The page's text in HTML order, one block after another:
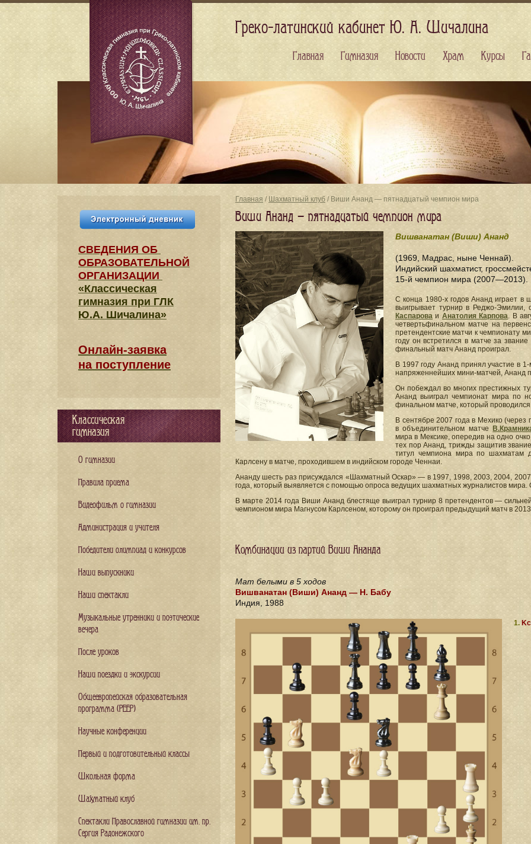
Главная / Шахматный клуб / Виши Ананд — пятнадцатый чемпион мира
Виши Ананд — пятнадцатый чемпион мира
Вишванатан (Виши) Ананд
(1969, Мадрас, ныне Ченнай).
Индийский шахматист,
15-й чемпион мира (2007—2013).
С конца 1980-х годов Ананд играет
выигрывает турнир в Реджо-
Каспарова и Анатолия Карпова. В
четвертьфинальном матче на
претендентские матчи к чемпионату
году он встретился в матче за
финальный матч Ананд проиграл.
В 1997 году Ананд принял участие в
напряженнейших мини-матчей, Ананд
Он побеждал во многих престижных
Ананд выиграл чемпионат мира по
финальном матче, который
В сентябре 2007 года в Мехико
в объединительном матче
мира в Мексике, опередив на одно
тех пор Ананд, трижды защитив
титул чемпиона мира по шахматам
Карлсену в матче, проходившем в индийском городе Ченнаи.
Ананду шесть раз присуждался «Шахматный Оскар» — в 1997, 1998, 2003, 2004,
года, который выявляется с помощью опроса ведущих шахматных журналистов
В марте 2014 года Виши Ананд блестяще выиграл турнир 8 претендентов —
чемпионом мира Магнусом Карлсеном, которому он проиграл предыдущий матч в 2013
Комбинации из партий Виши Ананда
Мат белыми в 5 ходов
Вишванатан (Виши) Ананд — Н. Бабу
Индия, 1988
1.
СВЕДЕНИЯ​ ОБ
ОБРАЗОВАТЕЛЬНОЙ
ОРГАНИЗАЦИИ
«Классическая
гимназия при ГЛК
Ю.А. Шичалина»
Онлайн-заявка
на поступление
Классическая
гимназия
О гимназии
Правила приема
Видеофильм о гимназии
Администрация и учителя
Победители олимпиад и конкурсов
Наши выпускники
Наши спектакли
Музыкальные утренники и поэтические
вечера
После уроков
Наши поездки и экскурсии
Общеевропейская образовательная
программа (PEEP)
Научные конференции
Первый и подготовительный классы
Школьная форма
Шахматный клуб
Спектакли Православной гимназии им. пр.
Сергия Радонежского
Греко-латинский кабинет Ю. А. Шичалина
Главная Гимназия Новости Храм Курсы